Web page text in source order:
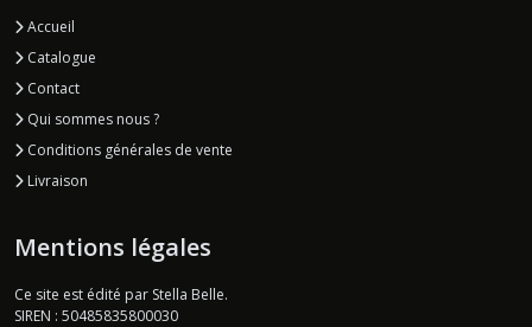
Accueil
Catalogue
Contact
Qui sommes nous ?
Conditions générales de vente
Livraison
Mentions légales
Ce site est édité par Stella Belle.
SIREN : 50485835800030